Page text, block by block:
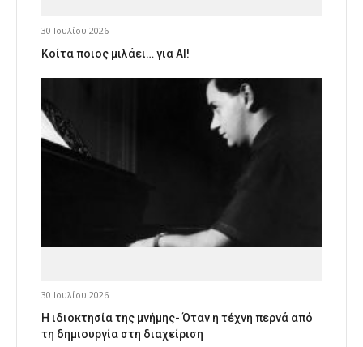
30 Ιουλίου 2026
Κοίτα ποιος μιλάει… για AI!
30 Ιουλίου 2026
Η ιδιοκτησία της μνήμης- Όταν η τέχνη περνά από
τη δημιουργία στη διαχείριση